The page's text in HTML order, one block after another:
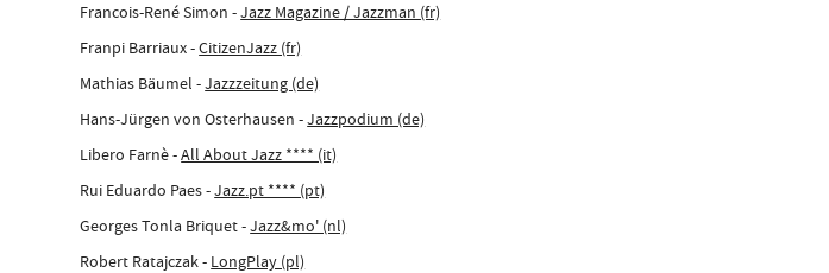
Francois-René Simon -Jazz Magazine / Jazzman (fr)
Franpi Barriaux -CitizenJazz (fr)
Mathias Bäumel -Jazzzeitung (de)
Hans-Jürgen von Osterhausen -Jazzpodium (de)
Libero Farnè -All About Jazz **** (it)
Rui Eduardo Paes -Jazz.pt **** (pt)
Georges Tonla Briquet -Jazz&mo' (nl)
Robert Ratajczak - LongPlay (pl)